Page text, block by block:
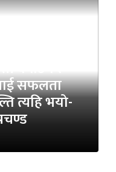
बनाउने र
सफलता
त्यहि भयो-